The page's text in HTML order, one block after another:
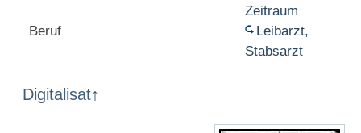
Zeitraum
Beruf
Leibarzt,
Stabsarzt
Digitalisat↑